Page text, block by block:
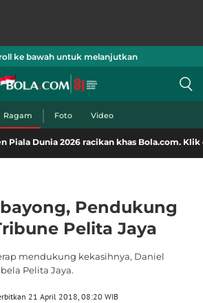
ke bawah untuk melanjutkan
Ragam Foto Video
racikan khas Bola.com. Klik di sini!
Pendukung
Pelita Jaya
mendukung kekasihnya, Daniel
Pelita Jaya.
21 April 2018, 08:20 WIB